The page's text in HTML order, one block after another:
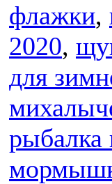
флажки,
2020,
для